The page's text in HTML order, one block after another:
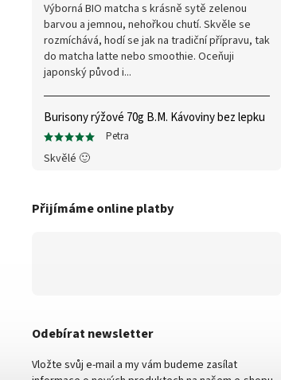
Výborná BIO matcha s krásně sytě zelenou
barvou a jemnou, nehořkou chutí. Skvěle se
rozmíchává, hodí se jak na tradiční přípravu, tak
do matcha latte nebo smoothie. Oceňuji
japonský původ i...
Burisony rýžové 70g B.M. Kávoviny bez lepku
Petra
Skvělé 🙂
Přijímáme online platby
Odebírat newsletter
Vložte svůj e-mail a my vám budeme zasílat